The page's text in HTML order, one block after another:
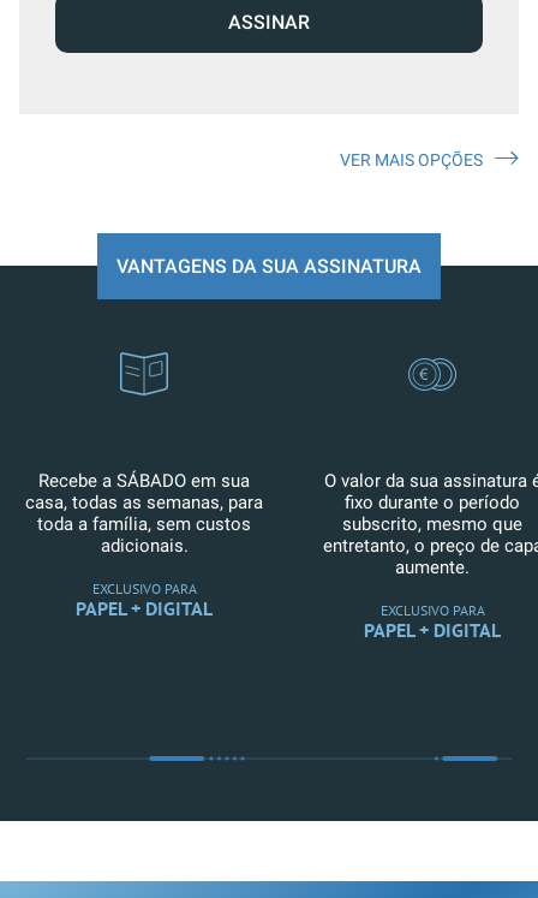
ASSINAR
VER MAIS OPÇÕES
VANTAGENS DA SUA ASSINATURA
Recebe a SÁBADO em sua
casa, todas as semanas, para
toda a família, sem custos
adicionais.
EXCLUSIVO PARA
PAPEL + DIGITAL
O valor da sua assinatura
fixo durante o período
subscrito, mesmo que
entretanto, o preço de
aumente.
EXCLUSIVO PARA
PAPEL + DIGITAL